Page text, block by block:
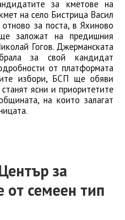
за кметове на
на село Бистрица Васил
за поста, в Яхиново
заложат на предишния
Гогов. Джерманската
за свой кандидат
от платформата
избори, БСП ще обяви
ясни и приоритетите
на които залагат
за
от семеен тип